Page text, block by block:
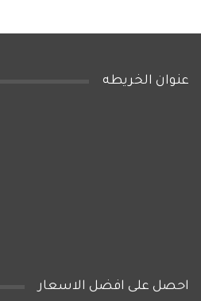
عنوان الخريطه
احصل على افضل الاسعار